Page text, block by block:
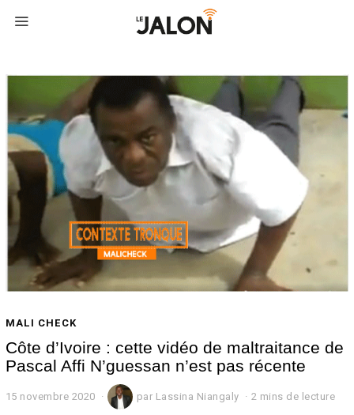
MALI CHECK
Côte d’Ivoire : cette vidéo de maltraitance de
Pascal Affi N’guessan n’est pas récente
15 novembre 2020 par Lassina Niangaly 2 mins de lecture